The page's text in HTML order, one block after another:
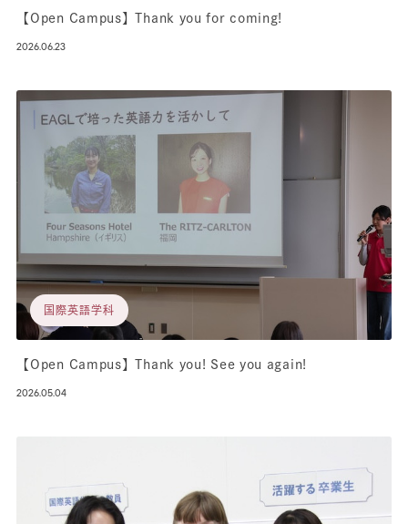
【Open Campus】Thank you for coming!
2026.06.23
国際英語学科
【Open Campus】Thank you! See you again!
2026.05.04